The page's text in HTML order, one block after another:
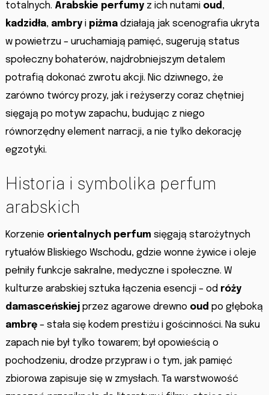
totalnych. Arabskie perfumyz ich nutami oud,
kadzidła, ambryi piżmadziałają jak scenografia ukryta
w powietrzu – uruchamiają pamięć, sugerują status
społeczny bohaterów, najdrobniejszym detalem
potrafią dokonać zwrotu akcji. Nic dziwnego, że
zarówno twórcy prozy, jak i reżyserzy coraz chętniej
sięgają po motyw zapachu, budując z niego
równorzędny element narracji, a nie tylko dekorację
egzotyki.
Historia i symbolika perfum
arabskich
Korzenie orientalnych perfum sięgają starożytnych
rytuałów Bliskiego Wschodu, gdzie wonne żywice i oleje
pełniły funkcje sakralne, medyczne i społeczne. W
kulturze arabskiej sztuka łączenia esencji – od róży
damasceńskiejprzez agarowe drewno oud po głęboką
ambrę– stała się kodem prestiżu i gościnności. Na suku
zapach nie był tylko towarem; był opowieścią o
pochodzeniu, drodze przypraw i o tym, jak pamięć
zbiorowa zapisuje się w zmysłach. Ta warstwowość